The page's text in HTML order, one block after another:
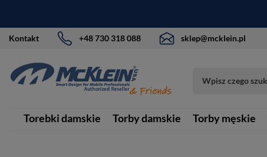
Kontakt +48 730 318 088 sklep@mcklein.pl
Torebki damskie Torby damskie Torby męskie